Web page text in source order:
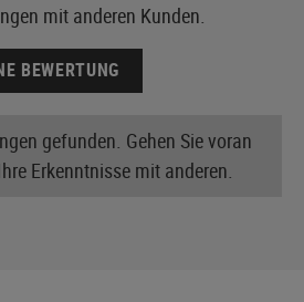
mit anderen Kunden.
BEWERTUNG
gefunden. Gehen Sie voran
Erkenntnisse mit anderen.